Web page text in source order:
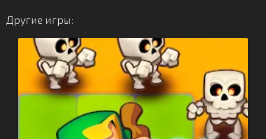
Другие игры: